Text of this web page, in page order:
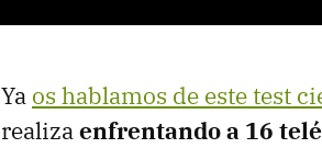
Ya os hablamos de este test
realizaenfrentando a 16